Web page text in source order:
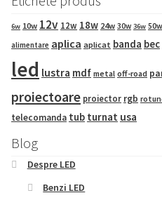
6w 10w 12v 12w 18w 24w 30w 36w 50w
alimentare aplica aplicat banda bec
led lustra mdf metal off-road
proiectoare proiector rgb
telecomanda tub turnat usa
Blog
Despre LED
Benzi LED